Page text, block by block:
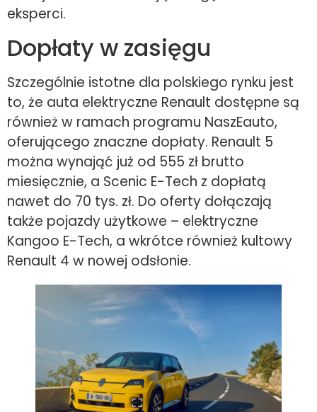
eksperci.
Dopłaty w zasięgu
Szczególnie istotne dla polskiego rynku jest
to, że auta elektryczne Renault dostępne są
również w ramach programu NaszEauto,
oferującego znaczne dopłaty. Renault 5
można wynająć już od 555 zł brutto
miesięcznie, a Scenic E-Tech z dopłatą
nawet do 70 tys. zł. Do oferty dołączają
także pojazdy użytkowe – elektryczne
Kangoo E-Tech, a wkrótce również kultowy
Renault 4 w nowej odsłonie.